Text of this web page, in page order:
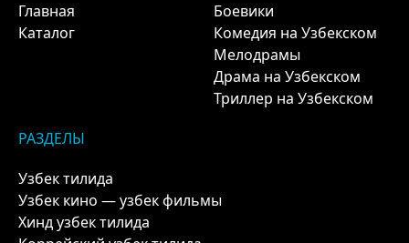
Главная
Каталог
Боевики
Комедия на Узбекском
Мелодрамы
Драма на Узбекском
Триллер на Узбекском
РАЗДЕЛЫ
Узбек тилида
Узбек кино — узбек фильмы
Хинд узбек тилида